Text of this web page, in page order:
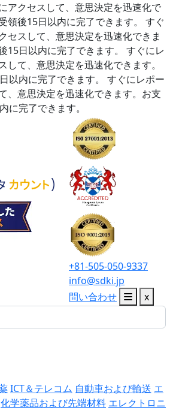
アクセスして、意思決定を迅速化で
領後15日以内に完了できます。
すぐ
セスして、意思決定を迅速化できま
15日以内に完了できます。
すぐにレ
して、意思決定を迅速化できます。
以内に完了できます。
すぐにレポー
、意思決定を迅速化できます。お支
に完了できます。
+81-505-050-9337
info@sdki.jp
問い合わせ
x
ICT＆テレコム 自動車および輸送 エ
化学薬品および先端材料 エレクトロニ